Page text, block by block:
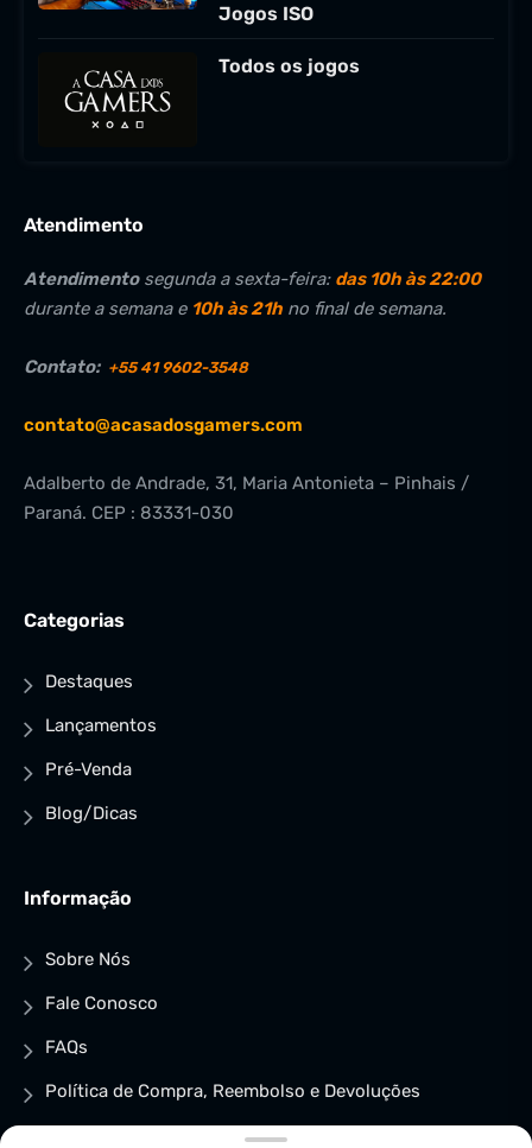
Jogos ISO
Todos os jogos
Atendimento
Atendimentosegunda a sexta-feira: das 10h às 22:00
durante a semana e 10h às 21h no final de semana.
Contato: +55 41 9602-3548
contato@acasadosgamers.com
Adalberto de Andrade, 31, Maria Antonieta – Pinhais /
Paraná. CEP : 83331-030
Categorias
Destaques
Lançamentos
Pré-Venda
Blog/Dicas
Informação
Sobre Nós
Fale Conosco
FAQs
Política de Compra, Reembolso e Devoluções